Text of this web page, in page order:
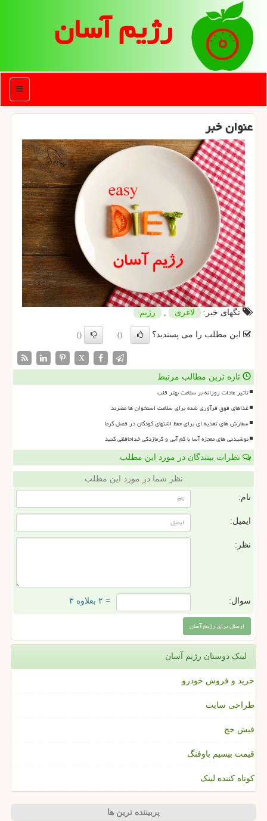
رژیم آسان
منو
عنوان خبر
تگهای خبر: لاغری رژیم
این مطلب را می پسندید؟ ()
()
X
تازه ترین مطالب مرتبط
تأثیر عادات روزانه بر سلامت بهتر قلب
غذاهای فوق فرآوری شده برای سلامت استخوان ها مضرند
سفارش های تغذیه ای برای حفظ اشتهای کودکان در فصل گرما
نوشیدنی های معجزه آسا با کم آبی و گرمازدگی خداحافظی کنید
نظرات بینندگان در مورد این مطلب
نظر شما در مورد این مطلب
نام:
ایمیل:
نظر:
سوال: = ۲ بعلاوه ۳
لینک دوستان رژیم آسان
خرید و فروش خودرو
طراحی سایت
فیش حج
قیمت بیسیم باوفنگ
کوتاه کننده لینک
پربیننده ترین ها